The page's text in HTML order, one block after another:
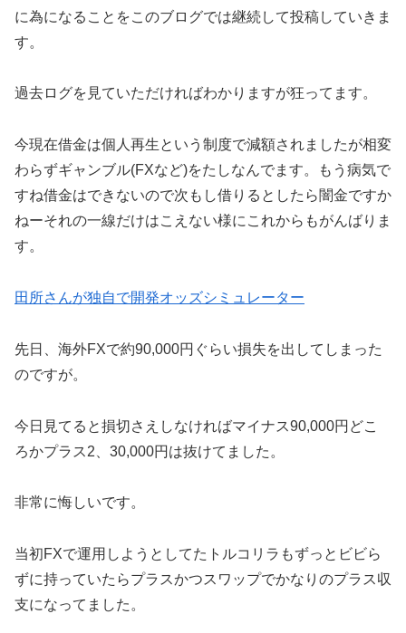
に為になることをこのブログでは継続して投稿していきま
す。
過去ログを見ていただければわかりますが狂ってます。
今現在借金は個人再生という制度で減額されましたが相変
わらずギャンブル(FXなど)をたしなんでます。もう病気で
すね借金はできないので次もし借りるとしたら闇金ですか
ねーそれの一線だけはこえない様にこれからもがんばりま
す。
田所さんが独自で開発オッズシミュレーター
先日、海外FXで約90,000円ぐらい損失を出してしまった
のですが。
今日見てると損切さえしなければマイナス90,000円どこ
ろかプラス2、30,000円は抜けてました。
非常に悔しいです。
当初FXで運用しようとしてたトルコリラもずっとビビら
ずに持っていたらプラスかつスワップでかなりのプラス収
支になってました。